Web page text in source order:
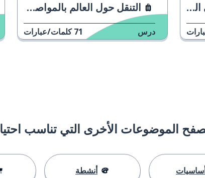
التنقل حول العالم بالمواصلات (بمساعدة من المارة)
درس 71 كلمات/عبارات
الموضوعات الأخرى التي تناسب
أنشطة